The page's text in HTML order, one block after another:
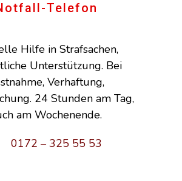
Telefon
Hilfe in Strafsachen,
Unterstützung. Bei
Verhaftung,
24 Stunden am Tag,
am Wochenende.
0172 – 325 55 53